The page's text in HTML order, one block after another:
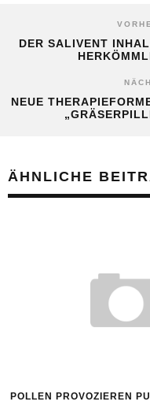
DER SALIVENT
NEUE
ÄHNLICHE
POLLEN PROVOZIEREN